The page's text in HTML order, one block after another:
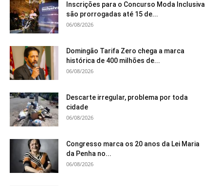
Inscrições para o Concurso Moda Inclusiva
são prorrogadas até 15 de...
06/08/2026
Domingão Tarifa Zero chega a marca
histórica de 400 milhões de...
06/08/2026
Descarte irregular, problema por toda
cidade
06/08/2026
Congresso marca os 20 anos da Lei Maria
da Penha no...
06/08/2026